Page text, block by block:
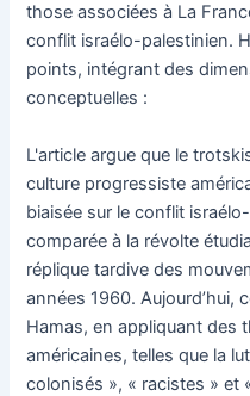
those associées à La
conflit israélo-palestinien.
points, intégrant des
conceptuelles :
L'article argue que le
culture progressiste
biaisée sur le conflit
comparée à la révolte
réplique tardive des
années 1960. Aujourd’hui,
Hamas, en appliquant des
américaines, telles que la
colonisés », « racistes » et